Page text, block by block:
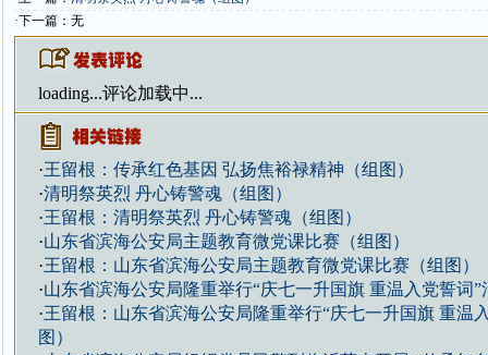
·下一篇：无
loading...评论加载中...
·王留根：传承红色基因 弘扬焦裕禄精神（组图）
·清明祭英烈 丹心铸警魂（组图）
·王留根：清明祭英烈 丹心铸警魂（组图）
·山东省滨海公安局主题教育微党课比赛（组图）
·王留根：山东省滨海公安局主题教育微党课比赛（组图）
·山东省滨海公安局隆重举行“庆七一升国旗 重温入党誓词”
·王留根：山东省滨海公安局隆重举行“庆七一升国旗 重温
图）